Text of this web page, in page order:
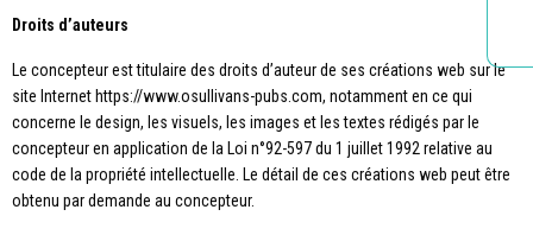
Droits d’auteurs
Le concepteur est titulaire des droits d’auteur de ses créations web sur le
site Internet https://www.osullivans-pubs.com, notamment en ce qui
concerne le design, les visuels, les images et les textes rédigés par le
concepteur en application de la Loi n°92-597 du 1 juillet 1992 relative au
code de la propriété intellectuelle. Le détail de ces créations web peut être
obtenu par demande au concepteur.